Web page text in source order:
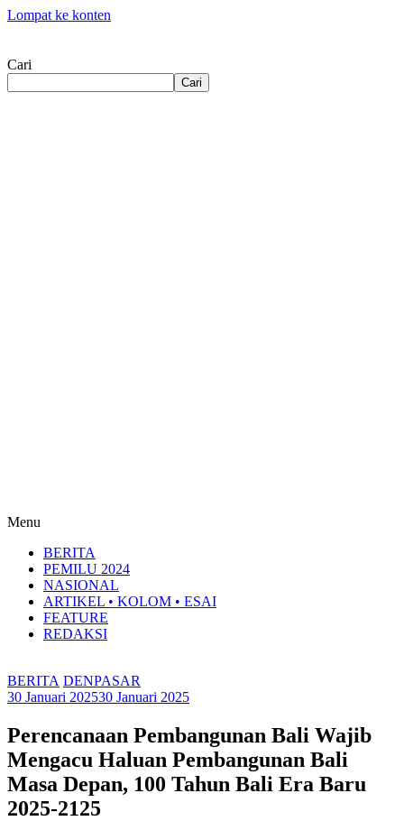
Lompat ke konten
Cari
Cari
Menu
BERITA
PEMILU 2024
NASIONAL
ARTIKEL • KOLOM • ESAI
FEATURE
REDAKSI
BERITA DENPASAR
30 Januari 202530 Januari 2025
Perencanaan Pembangunan Bali Wajib
Mengacu Haluan Pembangunan Bali
Masa Depan, 100 Tahun Bali Era Baru
2025-2125